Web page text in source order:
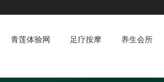
青莲体验网 足疗按摩 养生会所